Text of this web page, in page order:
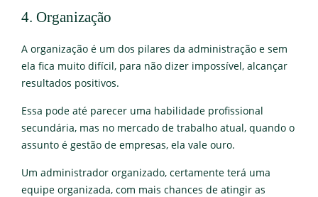
4. Organização
A organização é um dos pilares da administração e sem
ela fica muito difícil, para não dizer impossível, alcançar
resultados positivos.
Essa pode até parecer uma habilidade profissional
secundária, mas no mercado de trabalho atual, quando o
assunto é gestão de empresas, ela vale ouro.
Um administrador organizado, certamente terá uma
equipe organizada, com mais chances de atingir as